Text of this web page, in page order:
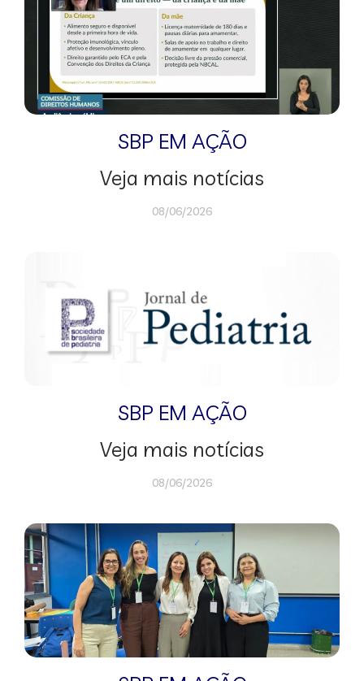
SBP EM AÇÃO
Veja mais notícias
08/06/2026
SBP EM AÇÃO
Veja mais notícias
08/06/2026